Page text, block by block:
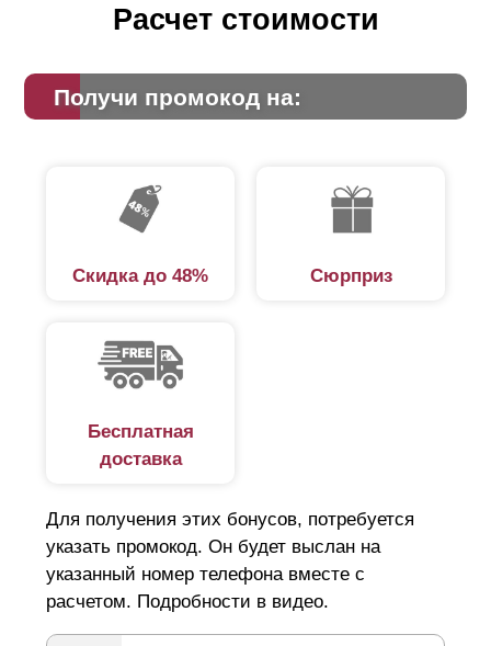
Расчет стоимости
Получи промокод на:
Скидка до 48% Сюрприз
Бесплатная
доставка
Для получения этих бонусов, потребуется
указать промокод. Он будет выслан на
указанный номер телефона вместе с
расчетом. Подробности в видео.